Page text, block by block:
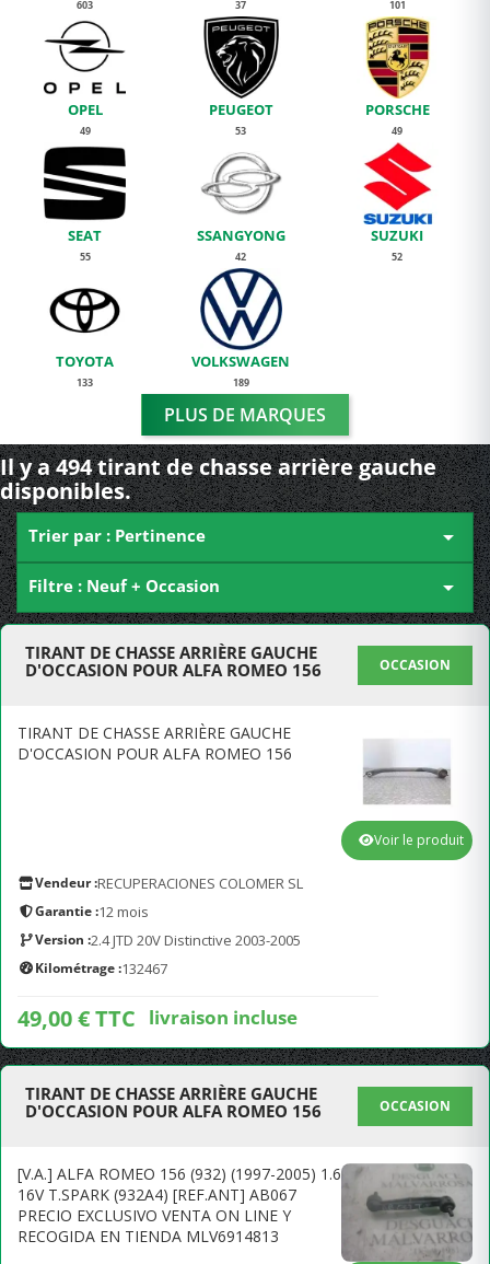
603 37 101
OPEL
49
PEUGEOT
53
PORSCHE
49
SEAT
55
SSANGYONG
42
SUZUKI
52
TOYOTA
133
VOLKSWAGEN
189
PLUS DE MARQUES
Il y a 494 tirant de chasse arrière gauche
disponibles.
Trier par : Pertinence 
Filtre : Neuf + Occasion 
TIRANT DE CHASSE ARRIÈRE GAUCHE
D'OCCASION POUR ALFA ROMEO 156
OCCASION
TIRANT DE CHASSE ARRIÈRE GAUCHE
D'OCCASION POUR ALFA ROMEO 156
Vendeur :RECUPERACIONES COLOMER SL
Garantie :12 mois
Version :2.4 JTD 20V Distinctive 2003-2005
Kilométrage :132467
49,00 € TTC livraison incluse
Voir le produit
TIRANT DE CHASSE ARRIÈRE GAUCHE
D'OCCASION POUR ALFA ROMEO 156
OCCASION
[V.A.] ALFA ROMEO 156 (932) (1997-2005) 1.6
16V T.SPARK (932A4) [REF.ANT] AB067
PRECIO EXCLUSIVO VENTA ON LINE Y
RECOGIDA EN TIENDA MLV6914813